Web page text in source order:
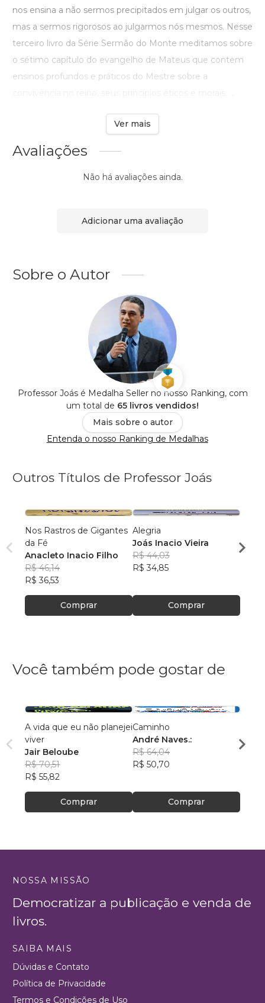
nos ensina a não sermos precipitados em julgar os outros,
mas a sermos rigorosos ao julgarmos nós mesmos. Nesse
terceiro livro da Série Sermão do Monte meditamos sobre
o sétimo capítulo do evangelho de Mateus que contem
ensinos profundos e práticos do Mestre sobre a
Ver mais
Avaliações
Não há avaliações ainda.
Adicionar uma avaliação
Sobre o Autor
Professor Joás é Medalha Seller no nosso Ranking, com
um total de 65 livros vendidos!
Mais sobre o autor
Entenda o nosso Ranking de Medalhas
Outros Títulos de Professor Joás
Nos Rastros de Gigantes
da Fé
Anacleto Inacio Filho
R$ 46,14
R$ 36,53
Comprar
Alegria
Joás Inacio Vieira
R$ 44,03
R$ 34,85
Comprar
Joás
R$
Você também pode gostar de
A vida que eu não planejei
viver
Jair Beloube
R$ 70,51
R$ 55,82
Comprar
Caminho
André Naves.:
R$ 64,04
R$ 50,70
Comprar
NOSSA MISSÃO
Democratizar a publicação e venda de
livros.
SAIBA MAIS
Dúvidas e Contato
Política de Privacidade
Termos e Condições de Uso